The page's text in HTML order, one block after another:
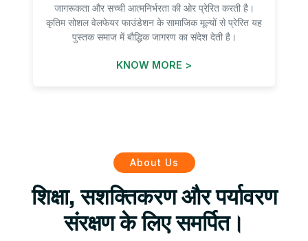
जागरूकता और सच्ची आत्मनिर्भरता की ओर प्रेरित करती है।
कृतिम सोशल वेलफेयर फाउंडेशन के सामाजिक मूल्यों से प्रेरित यह
पुस्तक समाज में बौद्धिक जागरण का संदेश देती है।
KNOW MORE >
About Us
शिक्षा, सशक्तिकरण और पर्यावरण
संरक्षण के लिए समर्पित।